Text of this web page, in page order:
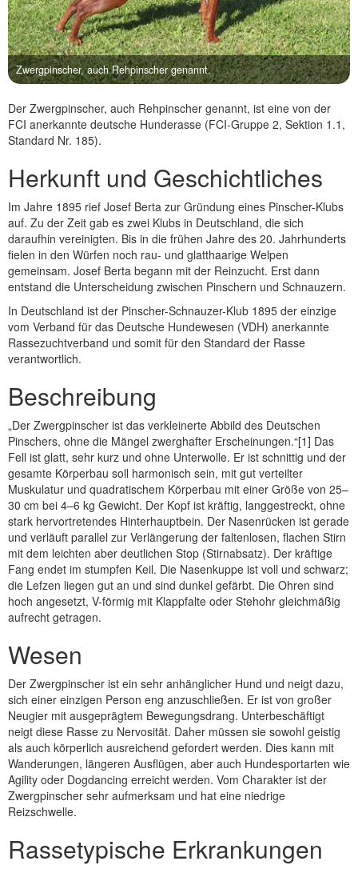
Zwergpinscher, auch Rehpinscher genannt.
Der Zwergpinscher, auch Rehpinscher genannt, ist eine von der
FCI anerkannte deutsche Hunderasse (FCI-Gruppe 2, Sektion 1.1,
Standard Nr. 185).
Herkunft und Geschichtliches
Im Jahre 1895 rief Josef Berta zur Gründung eines Pinscher-Klubs
auf. Zu der Zeit gab es zwei Klubs in Deutschland, die sich
daraufhin vereinigten. Bis in die frühen Jahre des 20. Jahrhunderts
fielen in den Würfen noch rau- und glatthaarige Welpen
gemeinsam. Josef Berta begann mit der Reinzucht. Erst dann
entstand die Unterscheidung zwischen Pinschern und Schnauzern.
In Deutschland ist der Pinscher-Schnauzer-Klub 1895 der einzige
vom Verband für das Deutsche Hundewesen (VDH) anerkannte
Rassezuchtverband und somit für den Standard der Rasse
verantwortlich.
Beschreibung
„Der Zwergpinscher ist das verkleinerte Abbild des Deutschen
Pinschers, ohne die Mängel zwerghafter Erscheinungen.“[1] Das
Fell ist glatt, sehr kurz und ohne Unterwolle. Er ist schnittig und der
gesamte Körperbau soll harmonisch sein, mit gut verteilter
Muskulatur und quadratischem Körperbau mit einer Größe von 25–
30 cm bei 4–6 kg Gewicht. Der Kopf ist kräftig, langgestreckt, ohne
stark hervortretendes Hinterhauptbein. Der Nasenrücken ist gerade
und verläuft parallel zur Verlängerung der faltenlosen, flachen Stirn
mit dem leichten aber deutlichen Stop (Stirnabsatz). Der kräftige
Fang endet im stumpfen Keil. Die Nasenkuppe ist voll und schwarz;
die Lefzen liegen gut an und sind dunkel gefärbt. Die Ohren sind
hoch angesetzt, V-förmig mit Klappfalte oder Stehohr gleichmäßig
aufrecht getragen.
Wesen
Der Zwergpinscher ist ein sehr anhänglicher Hund und neigt dazu,
sich einer einzigen Person eng anzuschließen. Er ist von großer
Neugier mit ausgeprägtem Bewegungsdrang. Unterbeschäftigt
neigt diese Rasse zu Nervosität. Daher müssen sie sowohl geistig
als auch körperlich ausreichend gefordert werden. Dies kann mit
Wanderungen, längeren Ausflügen, aber auch Hundesportarten wie
Agility oder Dogdancing erreicht werden. Vom Charakter ist der
Zwergpinscher sehr aufmerksam und hat eine niedrige
Reizschwelle.
Rassetypische Erkrankungen